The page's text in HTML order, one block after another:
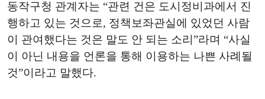
동작구청 관계자는 “관련 건은 도시정비과에서 진
행하고 있는 것으로, 정책보좌관실에 있었던 사람
이 관여했다는 것은 말도 안 되는 소리”라며 “사실
이 아닌 내용을 언론을 통해 이용하는 나쁜 사례될
것”이라고 말했다.